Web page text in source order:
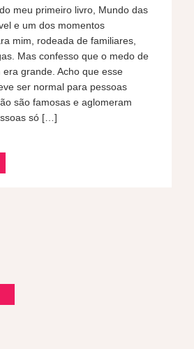
meu primeiro livro, Mundo das
e um dos momentos
mim, rodeada de familiares,
Mas confesso que o medo de
era grande. Acho que esse
ser normal para pessoas
são famosas e aglomeram
só […]